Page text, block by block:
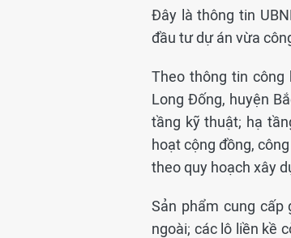
Đây là thông tin
đầu tư dự án vừa
Theo thông tin
Long Đống, huyện
tầng kỹ thuật; hạ
hoạt cộng đồng,
theo quy hoạch xây
Sản phẩm cung
ngoài; các lô liền kề